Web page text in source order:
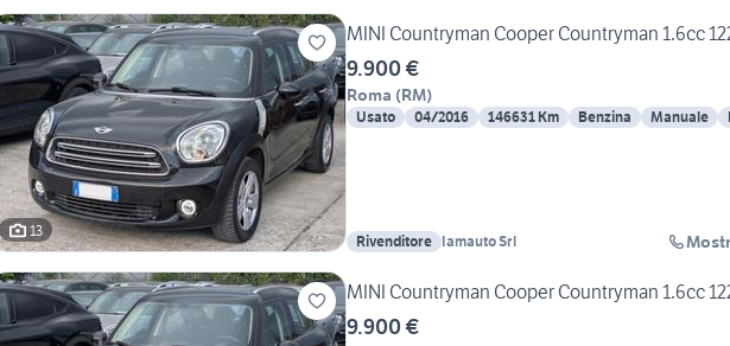
13
MINI Countryman Cooper Countryman 1.6cc
9.900 €
Roma (RM)
Usato 04/2016 146631 Km Benzina Manuale
Rivenditore Iamauto Srl
MINI Countryman Cooper Countryman 1.6cc
9.900 €